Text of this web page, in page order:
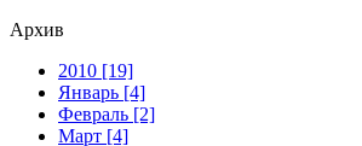
Архив
2010 [19]
Январь [4]
Февраль [2]
Март [4]